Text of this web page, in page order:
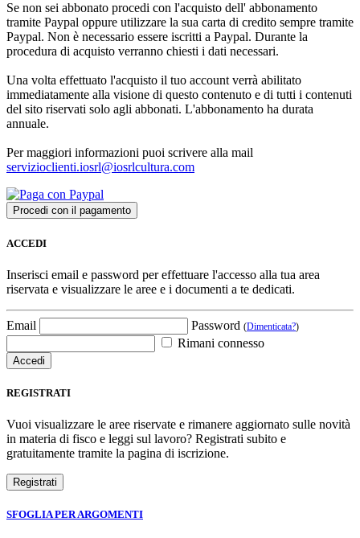
Se non sei abbonato procedi con l'acquisto dell' abbonamento
tramite Paypal oppure utilizzare la sua carta di credito sempre tramite
Paypal. Non è necessario essere iscritti a Paypal. Durante la
procedura di acquisto verranno chiesti i dati necessari.
Una volta effettuato l'acquisto il tuo account verrà abilitato
immediatamente alla visione di questo contenuto e di tutti i contenuti
del sito riservati solo agli abbonati. L'abbonamento ha durata
annuale.
Per maggiori informazioni puoi scrivere alla mail
servizioclienti.iosrl@iosrlcultura.com
ACCEDI
Inserisci email e password per effettuare l'accesso alla tua area
riservata e visualizzare le aree e i documenti a te dedicati.
Email Password (Dimenticata?)
Rimani connesso
REGISTRATI
Vuoi visualizzare le aree riservate e rimanere aggiornato sulle novità
in materia di fisco e leggi sul lavoro? Registrati subito e
gratuitamente tramite la pagina di iscrizione.
SFOGLIA PER ARGOMENTI